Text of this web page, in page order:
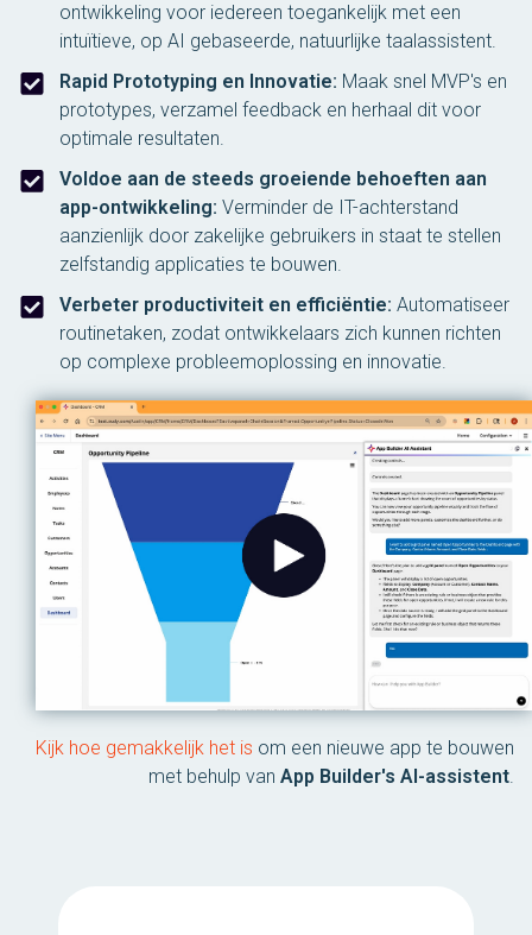
ontwikkeling voor iedereen toegankelijk met een
intuïtieve, op AI gebaseerde, natuurlijke taalassistent.
Rapid Prototyping en Innovatie: Maak snel MVP's en
prototypes, verzamel feedback en herhaal dit voor
optimale resultaten.
Voldoe aan de steeds groeiende behoeften aan
app-ontwikkeling: Verminder de IT-achterstand
aanzienlijk door zakelijke gebruikers in staat te stellen
zelfstandig applicaties te bouwen.
Verbeter productiviteit en efficiëntie: Automatiseer
routinetaken, zodat ontwikkelaars zich kunnen richten
op complexe probleemoplossing en innovatie.
Kijk hoe gemakkelijk het is om een ​​nieuwe app te bouwen
met behulp van App Builder's AI-assistent